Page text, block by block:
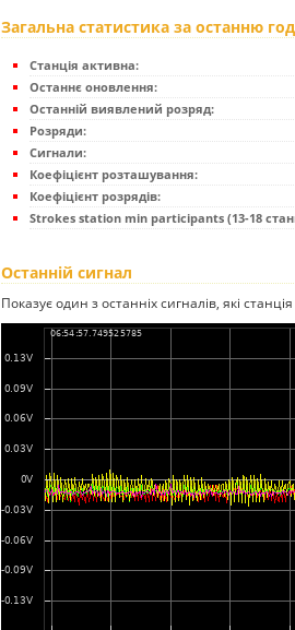
Загальна статистика за останню
Станція активна:
Останнє оновлення:
Останній виявлений розряд:
Розряди:
Сигнали:
Коефіцієнт розташування:
Коефіцієнт розрядів:
Strokes station min participants (13-18
Останній сигнал
Показує один з останніх сигналів, які